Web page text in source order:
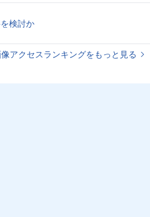
検討か
アクセスランキングをもっと見る